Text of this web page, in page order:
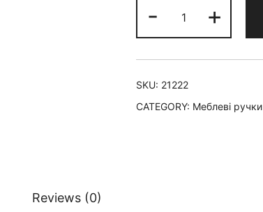
- +
SKU: 21222
CATEGORY: Меблеві ручки
Reviews (0)